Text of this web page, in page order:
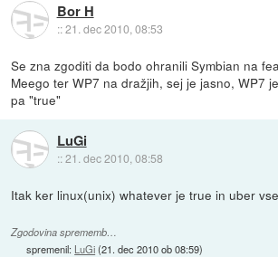
Bor H
::21. dec 2010, 08:53
Se zna zgoditi da bodo ohranili Symbian na
Meego ter WP7 na dražjih, sej je jasno, WP7
pa "true"
LuGi
::21. dec 2010, 08:58
Itak ker linux(unix) whatever je true in uber
Zgodovina sprememb…
spremenil: LuGi(21. dec 2010 ob 08:59)